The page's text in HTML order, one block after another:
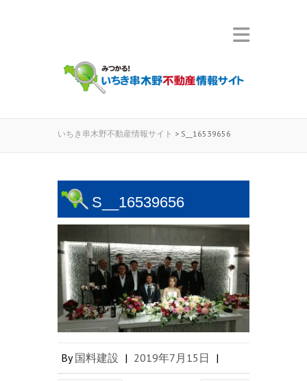
いちき串木野不動産情報サイト > S__16539656
S__16539656
By国料建設 | 2019年7月15日 |